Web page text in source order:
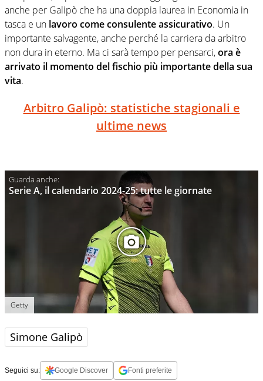
anche per Galipò che ha una doppia laurea in Economia in
tasca e un lavoro come consulente assicurativo. Un
importante salvagente, anche perché la carriera da arbitro
non dura in eterno. Ma ci sarà tempo per pensarci,ora è
arrivato il momento del fischio più importante della sua
vita.
Arbitro Galipò: statistiche stagionali e
ultime news
Serie A, il calendario 2024-25: tutte le giornate
Getty
Simone Galipò
Seguici su: Google Discover Fonti preferite